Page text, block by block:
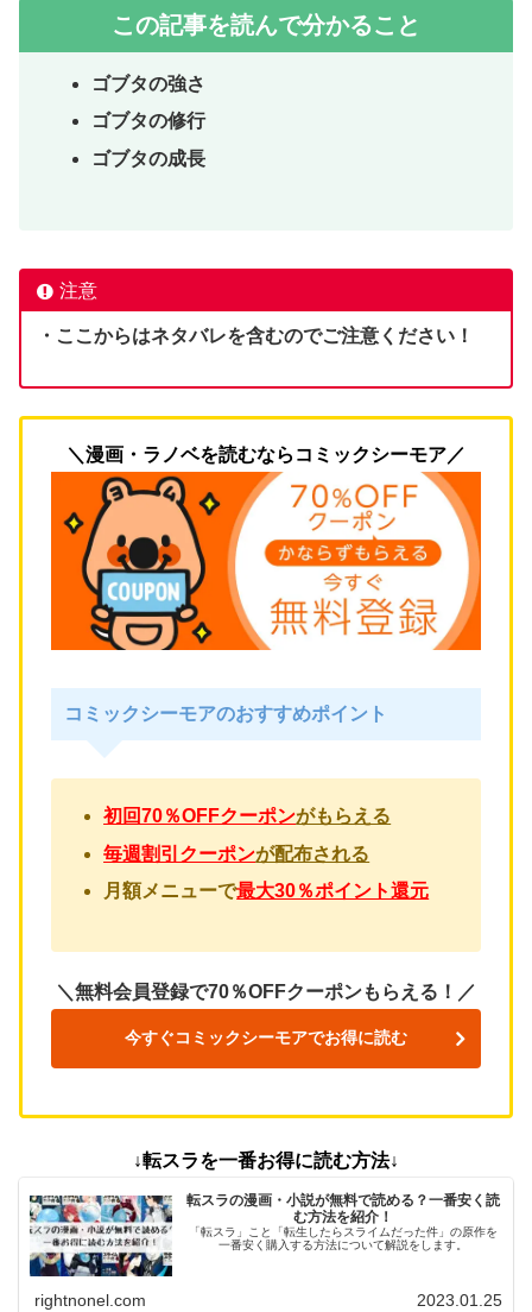
この記事を読んで分かること
ゴブタの強さ
ゴブタの修行
ゴブタの成長
注意
・ここからはネタバレを含むのでご注意ください！
＼漫画・ラノベを読むならコミックシーモア／
コミックシーモアのおすすめポイント
初回70％OFFクーポンがもらえる
毎週割引クーポンが配布される
月額メニューで最大30％ポイント還元
＼無料会員登録で70％OFFクーポンもらえる！／
今すぐコミックシーモアでお得に読む
↓転スラを一番お得に読む方法↓
転スラの漫画・小説が無料で読める？一番安く読
む方法を紹介！
「転スラ」こと「転生したらスライムだった件」の原作を
一番安く購入する方法について解説をします。
rightnonel.com 2023.01.25